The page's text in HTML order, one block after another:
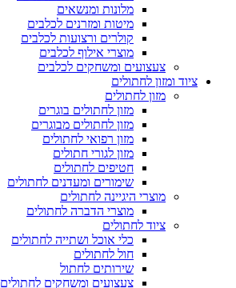
מלונות ומנשאים
מיטות ומזרנים לכלבים
קולרים ורצועות לכלבים
מוצרי אילוף לכלבים
צעצועים ומשחקים לכלבים
ציוד ומזון לחתולים
מזון לחתולים
מזון לחתולים בוגרים
מזון לחתולים מבוגרים
מזון רפואי לחתולים
מזון לגורי חתולים
חטיפים לחתולים
שימורים ומעדנים לחתולים
מוצרי היגיינה לחתולים
מוצרי הדברה לחתולים
ציוד לחתולים
כלי אוכל ושתייה לחתולים
חול לחתולים
שירותים לחתול
צעצועים ומשחקים לחתולים